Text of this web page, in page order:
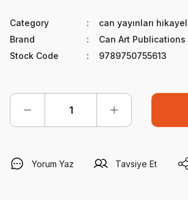
Category
can yayınları
Brand
Can Art Publications
Stock Code
9789750755613
Yorum Yaz Tavsiye Et